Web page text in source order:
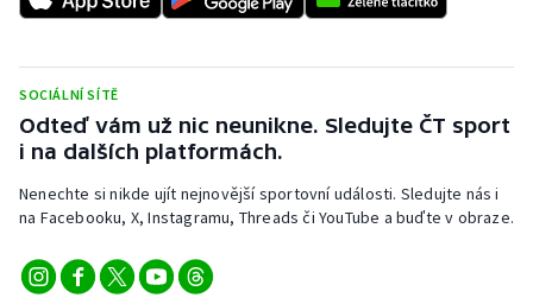
SOCIÁLNÍ SÍTĚ
Odteď vám už nic neunikne. Sledujte ČT sport
i na dalších platformách.
Nenechte si nikde ujít nejnovější sportovní události. Sledujte nás i
na Facebooku, X, Instagramu, Threads či YouTube a buďte v obraze.